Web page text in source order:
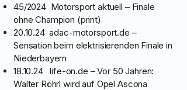
45/2024 Motorsport aktuell – Finale
ohne Champion (print)
20.10.24 adac-motorsport.de –
Sensation beim elektrisierenden Finale in
Niederbayern
18.10.24 life-on.de – Vor 50 Jahren:
Walter Röhrl wird auf Opel Ascona